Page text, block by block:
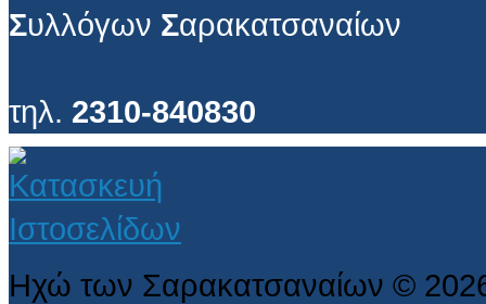
Συλλόγων Σαρακατσαναίων
τηλ. 2310-840830
Ηχώ των Σαρακατσαναίων ©